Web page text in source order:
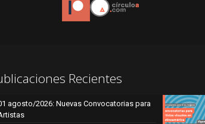
Recientes
agosto/2026: Nuevas Convocatorias para